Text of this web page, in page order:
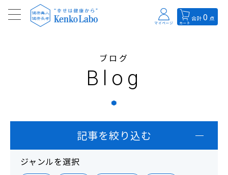
マイページ カート
合計0 点
ブログ
Blog
記事を絞り込む
ジャンルを選択